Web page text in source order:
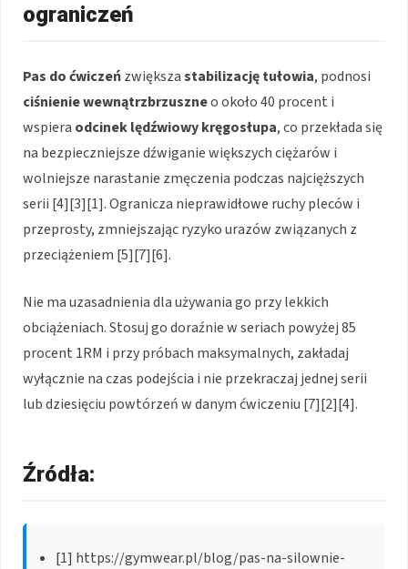
ograniczeń
Pas do ćwiczeńzwiększastabilizację tułowia, podnosi
ciśnienie wewnątrzbrzuszneo około 40 procent i
wspiera odcinek lędźwiowy kręgosłupa, co przekłada się
na bezpieczniejsze dźwiganie większych ciężarów i
wolniejsze narastanie zmęczenia podczas najcięższych
serii [4][3][1]. Ogranicza nieprawidłowe ruchy pleców i
przeprosty, zmniejszając ryzyko urazów związanych z
przeciążeniem [5][7][6].
Nie ma uzasadnienia dla używania go przy lekkich
obciążeniach. Stosuj go doraźnie w seriach powyżej 85
procent 1RM i przy próbach maksymalnych, zakładaj
wyłącznie na czas podejścia i nie przekraczaj jednej serii
lub dziesięciu powtórzeń w danym ćwiczeniu [7][2][4].
Źródła:
[1] https://gymwear.pl/blog/pas-na-silownie-